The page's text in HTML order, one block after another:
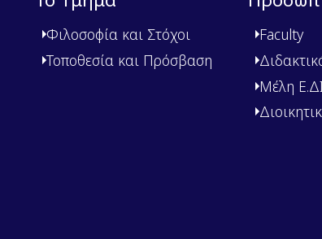
Φιλοσοφία και Στόχοι
Τοποθεσία και Πρόσβαση
Faculty
Μέλη